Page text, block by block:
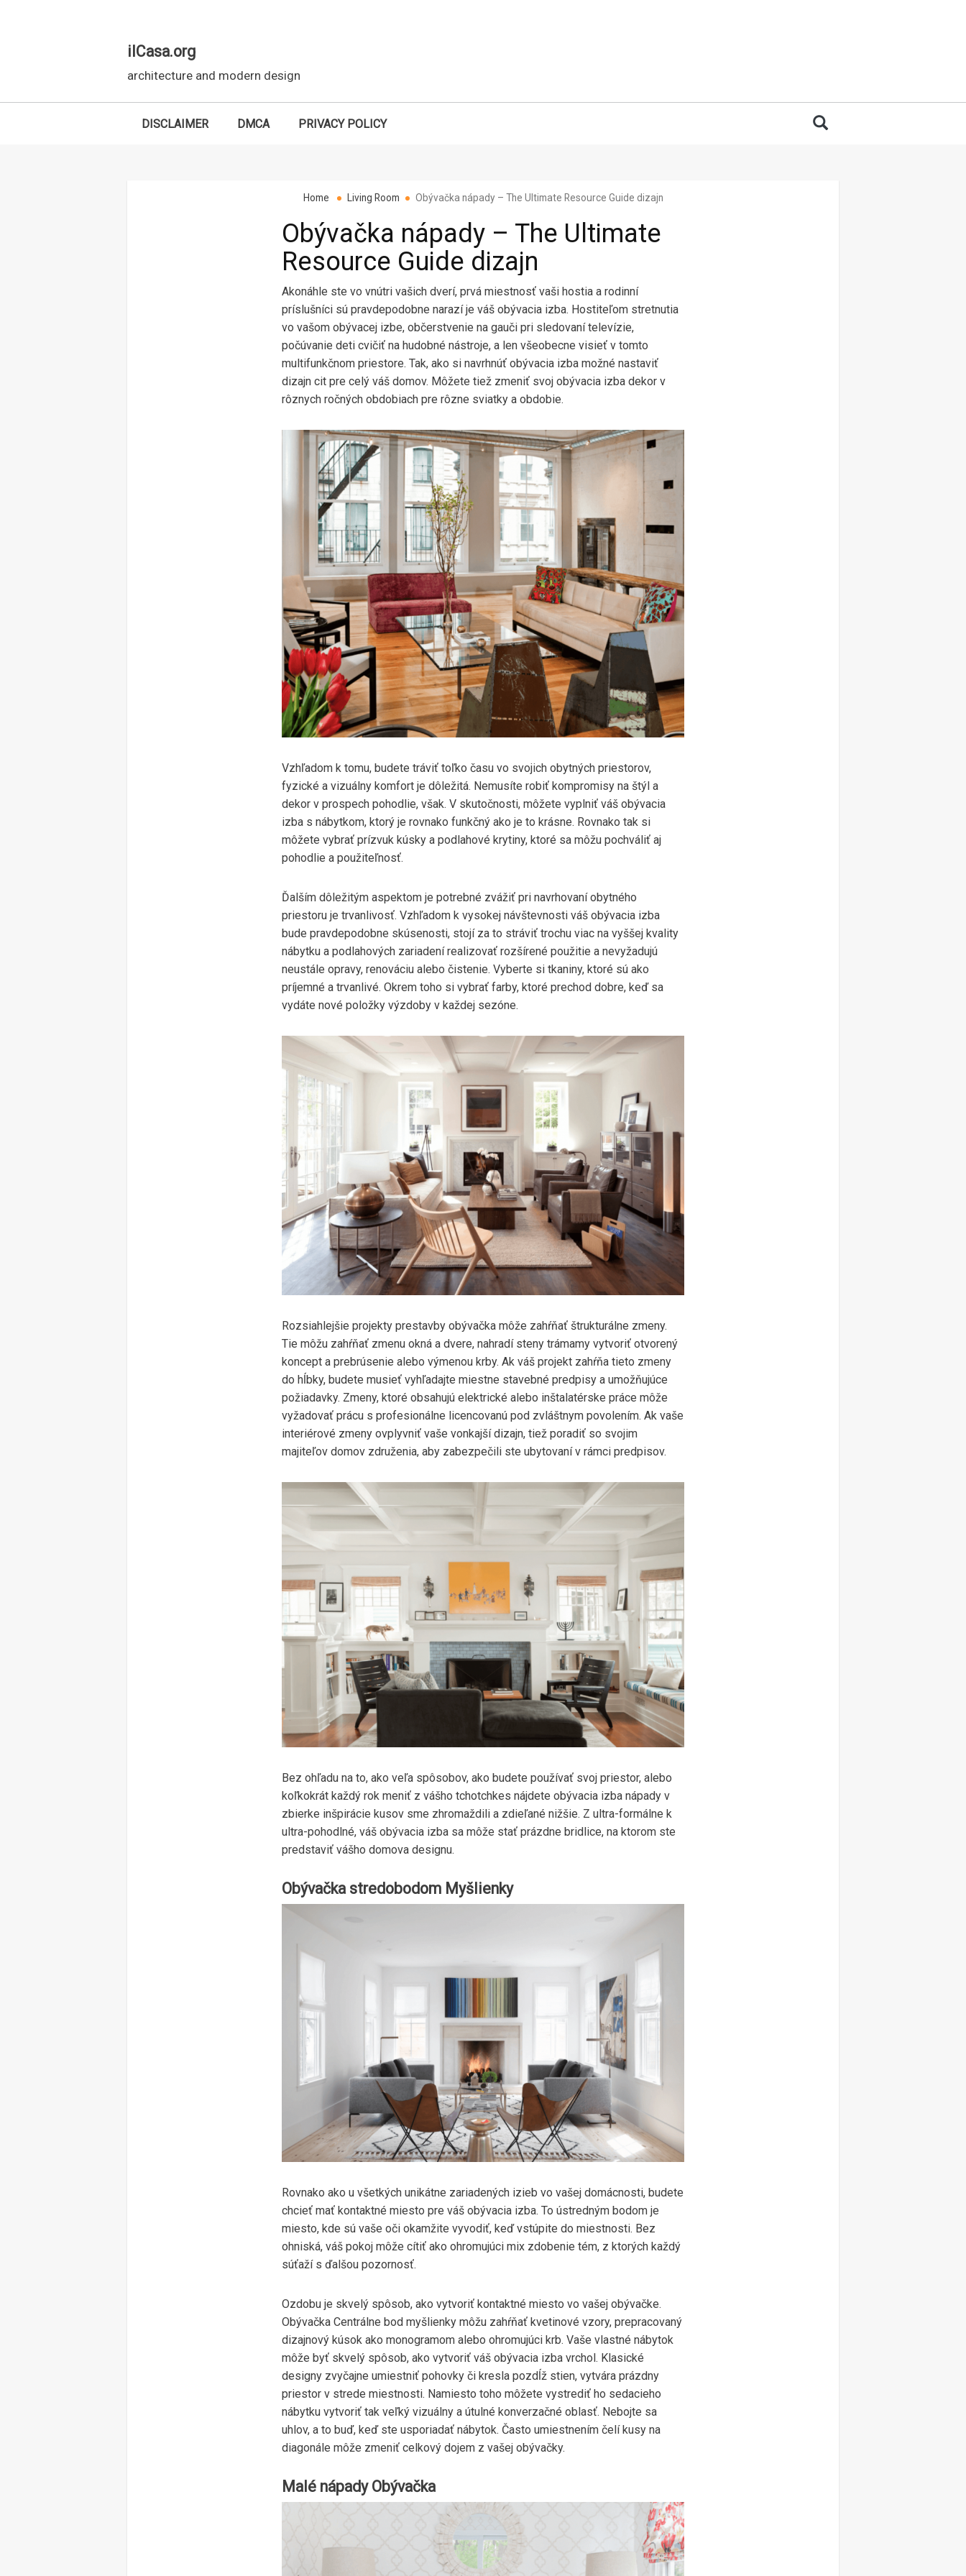
ilCasa.org
architecture and modern design
DISCLAIMER DMCA
PRIVACY POLICY
Home Living Room Obývačka nápady – The Ultimate Resource Guide dizajn
Obývačka nápady – The Ultimate
Resource Guide dizajn
Akonáhle ste vo vnútri vašich dverí, prvá miestnosť vaši hostia a rodinní
príslušníci sú pravdepodobne narazí je váš obývacia izba. Hostiteľom stretnutia
vo vašom obývacej izbe, občerstvenie na gauči pri sledovaní televízie,
počúvanie deti cvičiť na hudobné nástroje, a len všeobecne visieť v tomto
multifunkčnom priestore. Tak, ako si navrhnúť obývacia izba možné nastaviť
dizajn cit pre celý váš domov. Môžete tiež zmeniť svoj obývacia izba dekor v
rôznych ročných obdobiach pre rôzne sviatky a obdobie.
Vzhľadom k tomu, budete tráviť toľko času vo svojich obytných priestorov,
fyzické a vizuálny komfort je dôležitá. Nemusíte robiť kompromisy na štýl a
dekor v prospech pohodlie, však. V skutočnosti, môžete vyplniť váš obývacia
izba s nábytkom, ktorý je rovnako funkčný ako je to krásne. Rovnako tak si
môžete vybrať prízvuk kúsky a podlahové krytiny, ktoré sa môžu pochváliť aj
pohodlie a použiteľnosť.
Ďalším dôležitým aspektom je potrebné zvážiť pri navrhovaní obytného
priestoru je trvanlivosť. Vzhľadom k vysokej návštevnosti váš obývacia izba
bude pravdepodobne skúsenosti, stojí za to stráviť trochu viac na vyššej kvality
nábytku a podlahových zariadení realizovať rozšírené použitie a nevyžadujú
neustále opravy, renováciu alebo čistenie. Vyberte si tkaniny, ktoré sú ako
príjemné a trvanlivé. Okrem toho si vybrať farby, ktoré prechod dobre, keď sa
vydáte nové položky výzdoby v každej sezóne.
Rozsiahlejšie projekty prestavby obývačka môže zahŕňať štrukturálne zmeny.
Tie môžu zahŕňať zmenu okná a dvere, nahradí steny trámamy vytvoriť otvorený
koncept a prebrúsenie alebo výmenou krby. Ak váš projekt zahŕňa tieto zmeny
do hĺbky, budete musieť vyhľadajte miestne stavebné predpisy a umožňujúce
požiadavky. Zmeny, ktoré obsahujú elektrické alebo inštalatérske práce môže
vyžadovať prácu s profesionálne licencovanú pod zvláštnym povolením. Ak vaše
interiérové ​​zmeny ovplyvniť vaše vonkajší dizajn, tiež poradiť so svojim
majiteľov domov združenia, aby zabezpečili ste ubytovaní v rámci predpisov.
Bez ohľadu na to, ako veľa spôsobov, ako budete používať svoj priestor, alebo
koľkokrát každý rok meniť z vášho tchotchkes nájdete obývacia izba nápady v
zbierke inšpirácie kusov sme zhromaždili a zdieľané nižšie. Z ultra-formálne k
ultra-pohodlné, váš obývacia izba sa môže stať prázdne bridlice, na ktorom ste
predstaviť vášho domova designu.
Obývačka stredobodom Myšlienky
Rovnako ako u všetkých unikátne zariadených izieb vo vašej domácnosti, budete
chcieť mať kontaktné miesto pre váš obývacia izba. To ústredným bodom je
miesto, kde sú vaše oči okamžite vyvodiť, keď vstúpite do miestnosti. Bez
ohniská, váš pokoj môže cítiť ako ohromujúci mix zdobenie tém, z ktorých každý
súťaží s ďalšou pozornosť.
Ozdobu je skvelý spôsob, ako vytvoriť kontaktné miesto vo vašej obývačke.
Obývačka Centrálne bod myšlienky môžu zahŕňať kvetinové vzory, prepracovaný
dizajnový kúsok ako monogramom alebo ohromujúci krb. Vaše vlastné nábytok
môže byť skvelý spôsob, ako vytvoriť váš obývacia izba vrchol. Klasické
designy zvyčajne umiestniť pohovky či kresla pozdĺž stien, vytvára prázdny
priestor v strede miestnosti. Namiesto toho môžete vystrediť ho sedacieho
nábytku vytvoriť tak veľký vizuálny a útulné konverzačné oblasť. Nebojte sa
uhlov, a to buď, keď ste usporiadať nábytok. Často umiestnením čelí kusy na
diagonále môže zmeniť celkový dojem z vašej obývačky.
Malé nápady Obývačka